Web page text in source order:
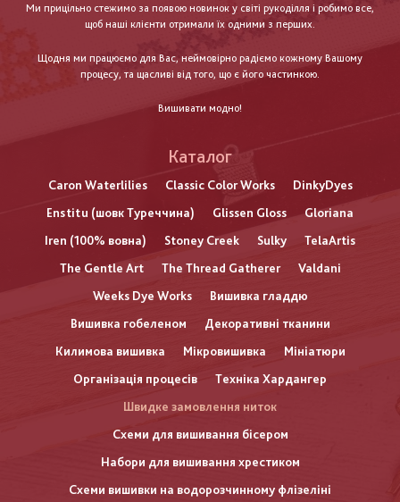
Ми прицільно стежимо за появою новинок у світі рукоділля і робимо все,
щоб наші клієнти отримали їх одними з перших.
Щодня ми працюємо для Вас, неймовірно радіємо кожному Вашому
процесу, та щасливі від того, що є його частинкою.
Вишивати модно!
Каталог
Caron Waterlilies Classic Color Works
DinkyDyes
Enstitu (шовк Туреччина)
Glissen Gloss
Gloriana
Iren (100% вовна)
Stoney Creek Sulky
TelaArtis
The Gentle Art
The Thread Gatherer
Valdani
Weeks Dye Works
Вишивка гладдю
Вишивка гобеленом
Декоративні тканини
Килимова вишивка
Мікровишивка
Мініатюри
Організація процесів
Техніка Хардангер
Швидке замовлення ниток
Схеми для вишивання бісером
Набори для вишивання хрестиком
Схеми вишивки на водорозчинному флізеліні